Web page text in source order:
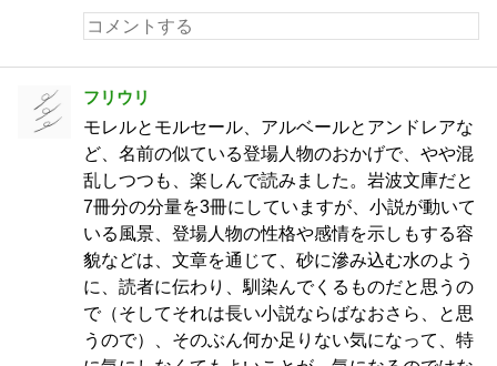
フリウリ
モレルとモルセール、アルベールとアンドレアな
ど、名前の似ている登場人物のおかげで、やや混
乱しつつも、楽しんで読みました。岩波文庫だと
7冊分の分量を3冊にしていますが、小説が動いて
いる風景、登場人物の性格や感情を示しもする容
貌などは、文章を通じて、砂に滲み込む水のよう
に、読者に伝わり、馴染んでくるものだと思うの
で（そしてそれは長い小説ならばなおさら、と思
うので）、そのぶん何か足りない気になって、特